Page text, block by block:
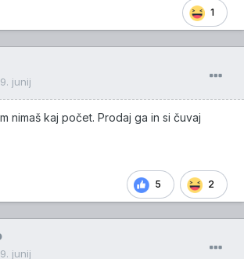
1
junij
nimaš kaj počet. Prodaj ga in si čuvaj
5 2
junij